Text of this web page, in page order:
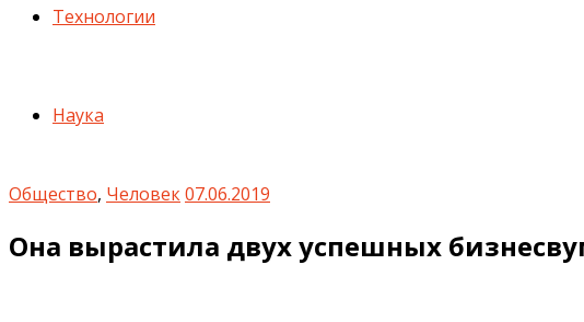
Технологии
Наука
Общество, Человек07.06.2019
Она вырастила двух успешных